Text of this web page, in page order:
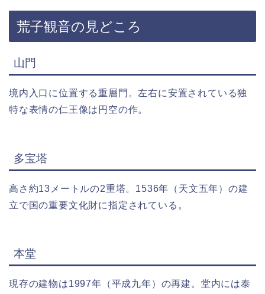
荒子観音の見どころ
山門
境内入口に位置する重層門。左右に安置されている独
特な表情の仁王像は円空の作。
多宝塔
高さ約13メートルの2重塔。1536年（天文五年）の建
立で国の重要文化財に指定されている。
本堂
現存の建物は1997年（平成九年）の再建。堂内には泰